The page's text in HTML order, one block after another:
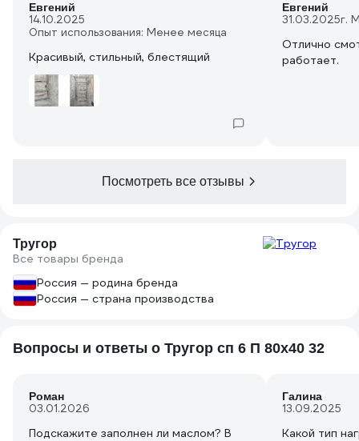
Евгений
14.10.2025
Опыт использования: Менее месяца
Красивый, стильный, блестящий
Евгений
31.03.2025г.
Отлично
работает.
Посмотреть все отзывы
Тругор
Все товары бренда
Россия — родина бренда
Россия — страна производства
Вопросы и ответы о Тругор сп 6 П 80х40 32
Роман
03.01.2026
Подскажите заполнен ли маслом? В
Галина
13.09.2025
Какой тип